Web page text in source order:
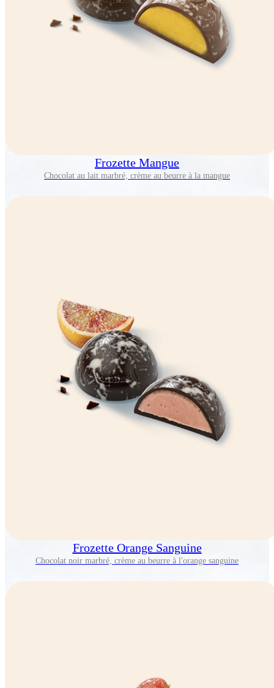
Frozette Mangue
Chocolat au lait marbré, crème au beurre à la mangue
Frozette Orange Sanguine
Chocolat noir marbré, crème au beurre à l'orange sanguine